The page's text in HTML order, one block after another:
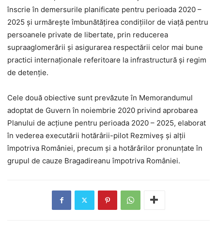
înscrie în demersurile planificate pentru perioada 2020 –
2025 şi urmăreşte îmbunătăţirea condiţiilor de viaţă pentru
persoanele private de libertate, prin reducerea
supraaglomerării şi asigurarea respectării celor mai bune
practici internaţionale referitoare la infrastructură şi regim
de detenţie.
Cele două obiective sunt prevăzute în Memorandumul
adoptat de Guvern în noiembrie 2020 privind aprobarea
Planului de acţiune pentru perioada 2020 – 2025, elaborat
în vederea executării hotărârii-pilot Rezmiveş şi alţii
împotriva României, precum şi a hotărârilor pronunţate în
grupul de cauze Bragadireanu împotriva României.